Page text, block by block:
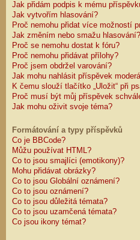
Jak přidám podpis k mému
Jak vytvořím hlasování?
Proč nemohu přidat více možností
Jak změním nebo smažu hlasování?
Proč se nemohu dostat k fóru?
Proč nemohu přidávat přílohy?
Proč jsem obdržel varování?
Jak mohu nahlásit příspěvek
K čemu slouží tlačítko „Uložit“ při
Proč musí být můj příspěvek
Jak mohu oživit svoje téma?
Formátování a typy příspěvků
Co je BBCode?
Můžu používat HTML?
Co to jsou smajlíci (emotikony)?
Mohu přidávat obrázky?
Co to jsou Globální oznámení?
Co to jsou oznámení?
Co to jsou důležitá témata?
Co to jsou uzamčená témata?
Co jsou ikony témat?